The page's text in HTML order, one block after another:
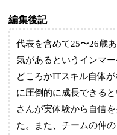
編集後記
代表を含めて25〜26歳
気があるというインマ
どころかITスキル自体
に圧倒的に成長できる
さんが実体験から自信
た。また、チームの仲